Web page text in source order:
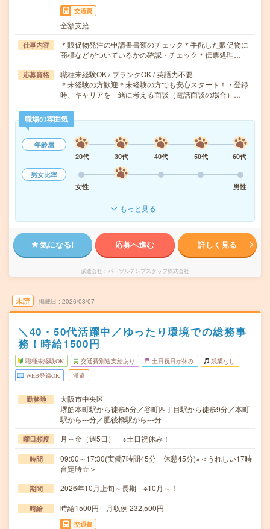
交通費
全額支給
仕事内容
＊販促物発注の申請書書類のチェック＊手配した販促物に
商標などがついているかの確認・チェック＊伝票処理…
応募資格
職種未経験OK / ブランクOK / 英語力不要
＊未経験の方歓迎＊未経験の方でも安心スタート！・登録
時、キャリアを一緒に考える面談（電話面談の場合）…
職場の雰囲気
年齢層
20代
30代 40代 50代
60代
男女比率
女性
男性
もっと見る
気になる! 応募へ進む 詳しく見る
派遣会社 パーソルテンプスタッフ株式会社
未読 掲載日 2026/08/07
＼40・50代活躍中／ゆったり環境での総務事
務！時給1500円
職種未経験OK 交通費別途支給あり 土日祝日が休み 残業なし
WEB登録OK 派遣
勤務地
大阪市中央区
堺筋本町駅から徒歩5分／谷町四丁目駅から徒歩9分／本町
駅から---分／肥後橋駅から---分
曜日頻度 月～金（週5日） ※土日祝休み！
時間
09:00～17:30(実働7時間45分 休憩45分)※＜うれしい17時
台定時☆＞
期間 2026年10月上旬～長期 ※10月～！
時給 時給1500円 月収例 232,500円
交通費